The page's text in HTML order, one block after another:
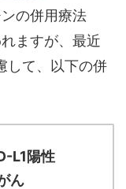
の併用療法
ますが、最近
して、以下の併
L1陽性
ん